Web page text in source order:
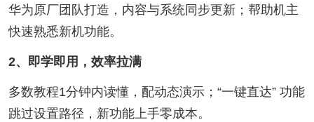
华为原厂团队打造，内容与系统同步更新；帮助机主
快速熟悉新机功能。
2、即学即用，效率拉满
多数教程1分钟内读懂，配动态演示；“一键直达” 功能
跳过设置路径，新功能上手零成本。